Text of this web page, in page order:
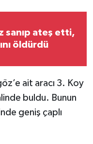
sanıp ateş etti,
öldürdü
ait aracı 3. Koy
buldu. Bunun
geniş çaplı